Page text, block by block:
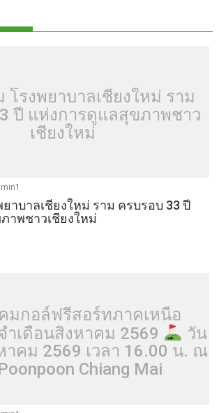
k
โรงพยาบาลเชียงใหม่ ราม
ปี แห่งการดูแลสุขภาพชาว
เชียงใหม่
าบาลเชียงใหม่ ราม ครบรอบ 33 ปี
าพชาวเชียงใหม่
มกอล์ฟรีสอร์ทภาคเหนือ
ำเดือนสิงหาคม 2569
วัน
าคม 2569 เวลา 16.00 น. ณ
Chiang Mai